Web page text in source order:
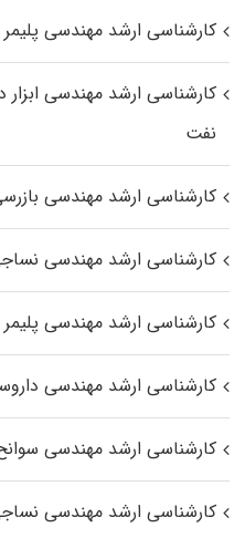
کارشناسی ارشد مهندسی پلیمر
کارشناسی ارشد مهندسی
نفت
کارشناسی ارشد مهندسی
کارشناسی ارشد مهندسی
کارشناسی ارشد مهندسی
کارشناسی ارشد مهندسی
کارشناسی ارشد مهندسی
کارشناسی ارشد مهندسی